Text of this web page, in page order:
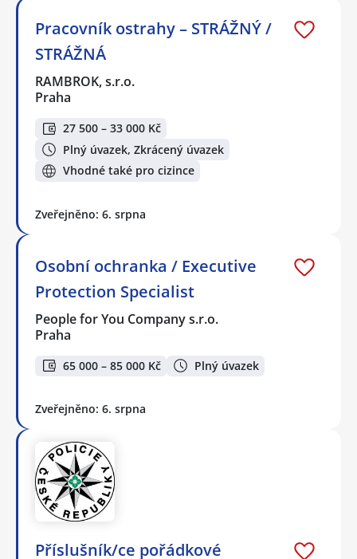
Pracovník ostrahy – STRÁŽNÝ /
STRÁŽNÁ
RAMBROK, s.r.o.
Praha
27 500 – 33 000 Kč
Plný úvazek, Zkrácený úvazek
Vhodné také pro cizince
Zveřejněno: 6. srpna
Osobní ochranka / Executive
Protection Specialist
People for You Company s.r.o.
Praha
65 000 – 85 000 Kč Plný úvazek
Zveřejněno: 6. srpna
Příslušník/ce pořádkové